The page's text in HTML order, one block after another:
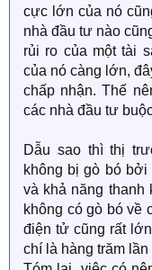
cực lớn của nó
nhà đầu tư nào
rủi ro của một tài
của nó càng lớn,
chấp nhận. Thế
các nhà đầu tư
Dẫu sao thì thị
không bị gò bó bởi
và khả năng thanh
không có gò bó về
điện tử cũng rất
chí là hàng trăm